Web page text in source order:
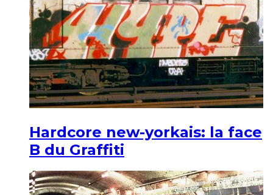
Hardcore new-yorkais: la face
B du Graffiti